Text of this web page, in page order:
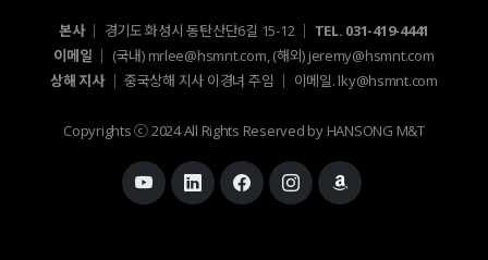
본사 │ 경기도 화성시 동탄산단6길 15-12 │ TEL. 031-419-4441
이메일 │ (국내) mrlee@hsmnt.com, (해외) jeremy@hsmnt.com
상해 지사 │ 중국상해 지사 이경녀 주임 │ 이메일. lky@hsmnt.com
Copyrights ⓒ 2024 All Rights Reserved by HANSONG M&T